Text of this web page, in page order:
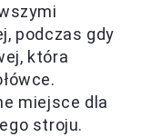
podczas gdy
która
miejsce dla
stroju.